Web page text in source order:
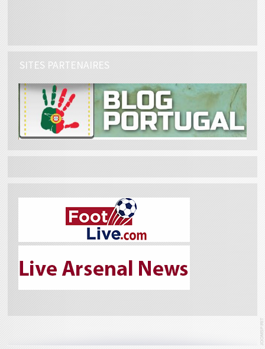
SITES PARTENAIRES